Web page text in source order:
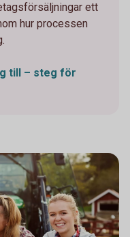
ett
hur processen
till – steg för